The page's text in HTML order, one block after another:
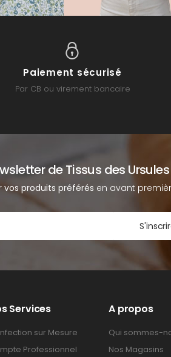
Paiement sécurisé
Par CB ou virement bancaire
de Tissus des Ursules
vos produits préférés en avant
Services
sur Mesure
Professionnel
A propos
Qui sommes-
Nos Magasins